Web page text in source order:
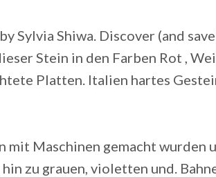
Sylvia Shiwa. Discover (and
Stein in den Farben Rot ,
Platten. Italien hartes
mit Maschinen gemacht wurden
zu grauen, violetten und.